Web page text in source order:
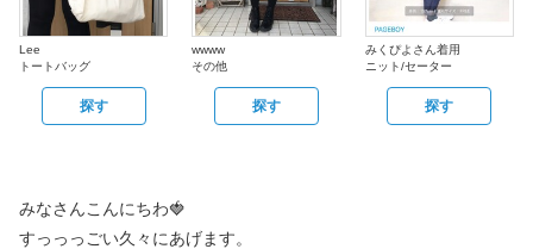
Lee
トートバッグ
探す
wwww
その他
探す
みくぴよさん着用
ニット/セーター
探す
みなさんこんにちわ🍓
すっっっごい久々にあげます。